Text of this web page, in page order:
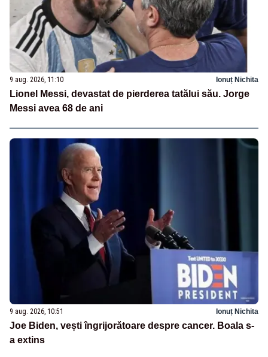
9 aug. 2026, 11:10 Ionuț Nichita
Lionel Messi, devastat de pierderea tatălui său. Jorge
Messi avea 68 de ani
9 aug. 2026, 10:51 Ionuț Nichita
Joe Biden, vești îngrijorătoare despre cancer. Boala s-
a extins